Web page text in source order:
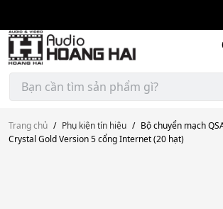
content
Tìm
kiếm:
Trang chủ / Phụ kiện tín hiệu / Bộ chuyển mạch
Crystal Gold Version 5 cổng Internet (20 hạt)